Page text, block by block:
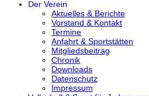
Der Verein
Aktuelles & Berichte
Vorstand & Kontakt
Termine
Anfahrt & Sportstätten
Mitgliedsbeitrag
Chronik
Downloads
Datenschutz
Impressum